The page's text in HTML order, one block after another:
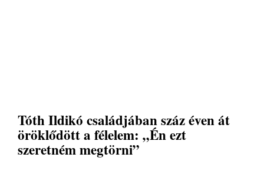
Tóth Ildikó családjában száz éven át
öröklődött a félelem: „Én ezt
szeretném megtörni”